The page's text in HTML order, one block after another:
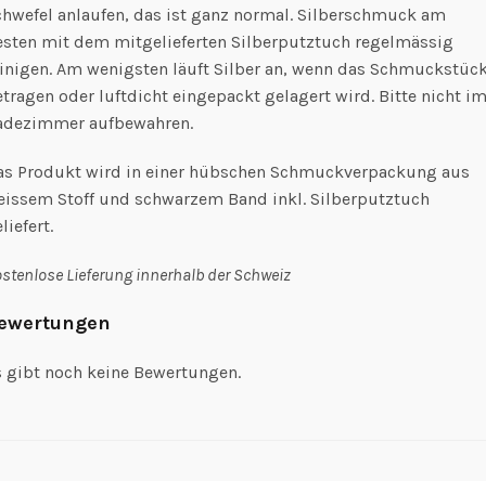
anlaufen, das ist ganz normal. Silberschmuck am
mit dem mitgelieferten Silberputztuch regelmässig
Am wenigsten läuft Silber an, wenn das
oder luftdicht eingepackt gelagert wird. Bitte nicht im
aufbewahren.
Produkt wird in einer hübschen Schmuckverpackung aus
Stoff und schwarzem Band inkl. Silberputztuch
Lieferung innerhalb der Schweiz
gibt noch keine Bewertungen.